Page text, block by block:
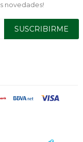
novedades!
SUSCRIBIRME